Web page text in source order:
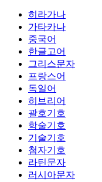
히라가나
가타카나
중국어
한글고어
그리스문자
프랑스어
독일어
히브리어
괄호기호
학술기호
기술기호
첨자기호
라틴문자
러시아문자